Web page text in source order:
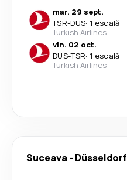
mar. 29 sept.
TSR-DUS· 1 escală
Turkish Airlines
vin. 02 oct.
DUS-TSR· 1 escală
Turkish Airlines
Suceava- Düsseldorf